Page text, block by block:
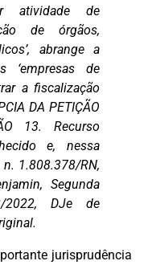
atividade de
de órgãos,
abrange a
‘empresas de
a fiscalização
DA PETIÇÃO
13. Recurso
e, nessa
1.808.378/RN,
Segunda
2022, DJe de
jurisprudência